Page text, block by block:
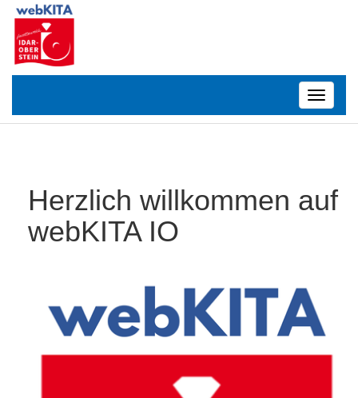
Toggle
Herzlich willkommen auf
webKITA IO